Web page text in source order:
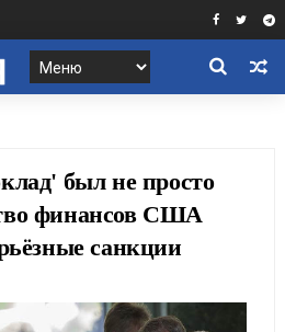
был не просто
финансов США
санкции